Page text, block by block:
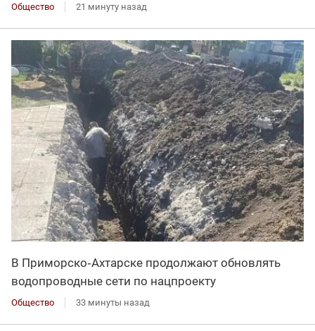
Общество 21 минуту назад
В Приморско‑Ахтарске продолжают обновлять
водопроводные сети по нацпроекту
Общество 33 минуты назад